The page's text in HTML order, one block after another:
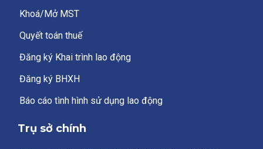
Khoá/Mở MST
Quyết toán thuế
Đăng ký Khai trình lao động
Đăng ký BHXH
Báo cáo tình hình sử dụng lao động
Trụ sở chính